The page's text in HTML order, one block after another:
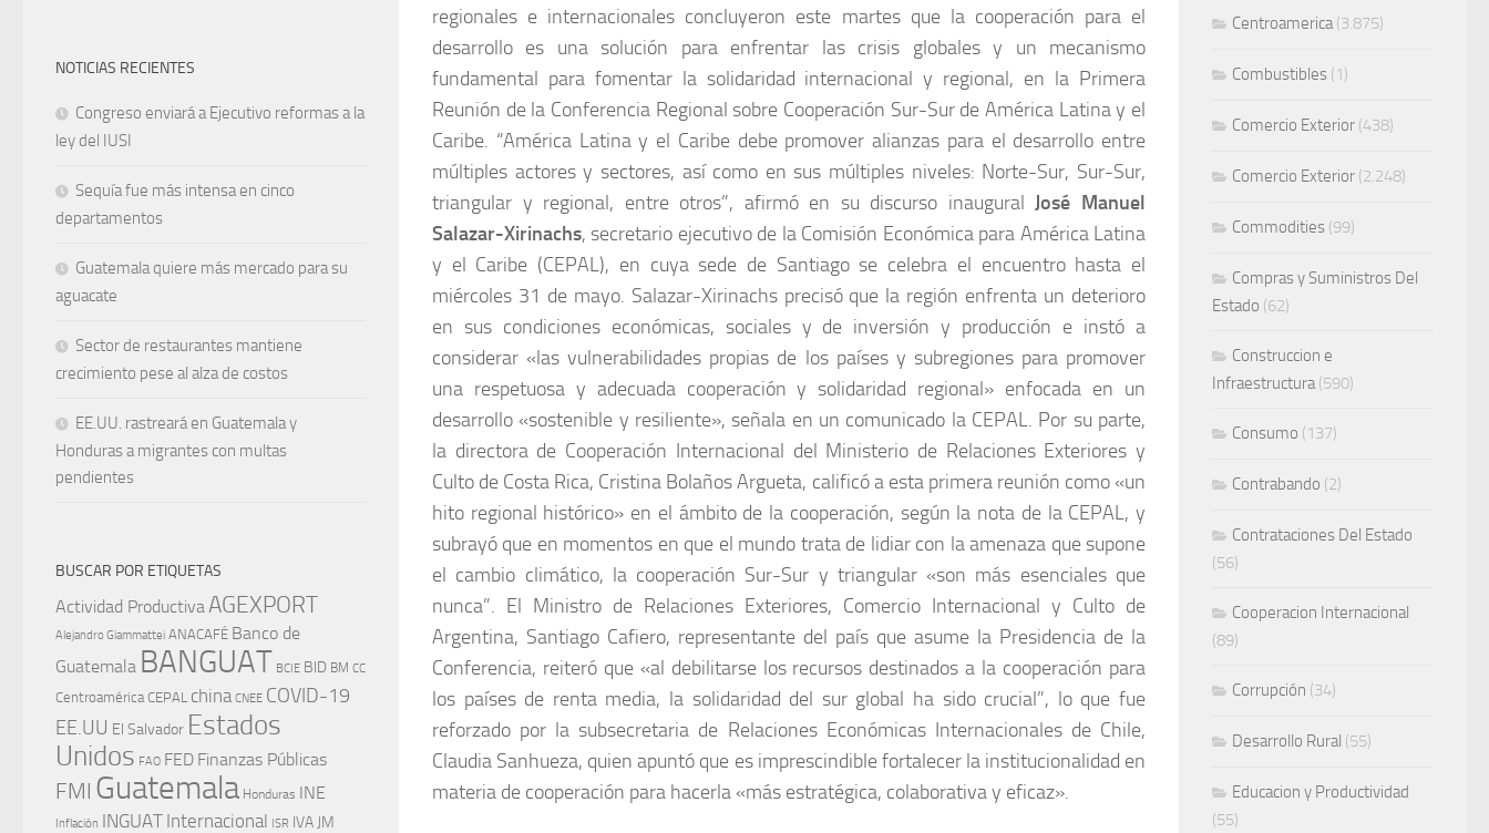
regionales e internacionales concluyeron este martes que la cooperación para el
desarrollo es una solución para enfrentar las crisis globales y un mecanismo
fundamental para fomentar la solidaridad internacional y regional, en la Primera
Reunión de la Conferencia Regional sobre Cooperación Sur-Sur de América Latina y el
Caribe. “América Latina y el Caribe debe promover alianzas para el desarrollo entre
múltiples actores y sectores, así como en sus múltiples niveles: Norte-Sur, Sur-Sur,
triangular y regional, entre otros”, afirmó en su discurso inauguralJosé Manuel
Salazar-Xirinachs, secretario ejecutivo de la Comisión Económica para América Latina
y el Caribe (CEPAL), en cuya sede de Santiago se celebra el encuentro hasta el
miércoles 31 de mayo. Salazar-Xirinachs precisó que la región enfrenta un deterioro
en sus condiciones económicas, sociales y de inversión y producción e instó a
considerar «las vulnerabilidades propias de los países y subregiones para promover
una respetuosa y adecuada cooperación y solidaridad regional» enfocada en un
desarrollo «sostenible y resiliente», señala en un comunicado la CEPAL. Por su parte,
la directora de Cooperación Internacional del Ministerio de Relaciones Exteriores y
Culto de Costa Rica, Cristina Bolaños Argueta, calificó a esta primera reunión como «un
hito regional histórico» en el ámbito de la cooperación, según la nota de la CEPAL, y
subrayó que en momentos en que el mundo trata de lidiar con la amenaza que supone
el cambio climático, la cooperación Sur-Sur y triangular «son más esenciales que
nunca”. El Ministro de Relaciones Exteriores, Comercio Internacional y Culto de
Argentina, Santiago Cafiero, representante del país que asume la Presidencia de la
Conferencia, reiteró que «al debilitarse los recursos destinados a la cooperación para
los países de renta media, la solidaridad del sur global ha sido crucial”, lo que fue
reforzado por la subsecretaria de Relaciones Económicas Internacionales de Chile,
Claudia Sanhueza, quien apuntó que es imprescindible fortalecer la institucionalidad en
materia de cooperación para hacerla «más estratégica, colaborativa y eficaz».
NOTICIAS RECIENTES
Congreso enviará a Ejecutivo reformas a la
ley del IUSI
Sequía fue más intensa en cinco
departamentos
Guatemala quiere más mercado para su
aguacate
Sector de restaurantes mantiene
crecimiento pese al alza de costos
EE.UU. rastreará en Guatemala y
Honduras a migrantes con multas
pendientes
BUSCAR POR ETIQUETAS
Actividad Productiva AGEXPORT
Alejandro Giammattei ANACAFÉ Banco de
Guatemala BANGUAT BCIE BID BM CC
Centroamérica CEPAL china CNEE COVID-19
EE.UU El Salvador Estados
Unidos FAO FED Finanzas Públicas
FMI Guatemala Honduras INE
Inflación INGUAT Internacional ISR IVA JM
Centroamerica(3.875)
Combustibles (1)
Comercio Exterior (438)
Comercio Exterior (2.248)
Commodities (99)
Compras y Suministros Del
Estado (62)
Construccion e
Infraestructura(590)
Consumo (137)
Contrabando (2)
Contrataciones Del Estado
(56)
Cooperacion Internacional
(89)
Corrupción (34)
Desarrollo Rural (55)
Educacion y Productividad
(55)